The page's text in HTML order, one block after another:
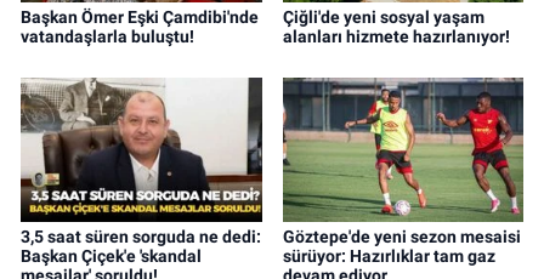
Başkan Ömer Eşki Çamdibi'nde
vatandaşlarla buluştu!
Çiğli'de yeni sosyal yaşam
alanları hizmete hazırlanıyor!
3,5 saat süren sorguda ne dedi:
Başkan Çiçek'e 'skandal
Göztepe'de yeni sezon mesaisi
sürüyor: Hazırlıklar tam gaz